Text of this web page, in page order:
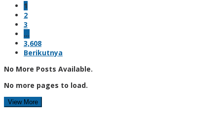
1
2
3
…
3,608
Berikutnya
No More Posts Available.
No more pages to load.
View More